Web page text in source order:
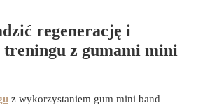
regenerację i
treningu z gumami mini
z wykorzystaniem gum mini band